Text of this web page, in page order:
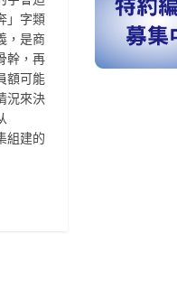
」字類
，是商
幹，再
額可能
況來決
組建的